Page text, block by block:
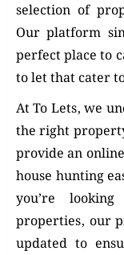
selection of
Our platform
perfect place to
to let that cater
At To Lets, we
the right
provide an
house hunting
you’re
properties, our
updated to